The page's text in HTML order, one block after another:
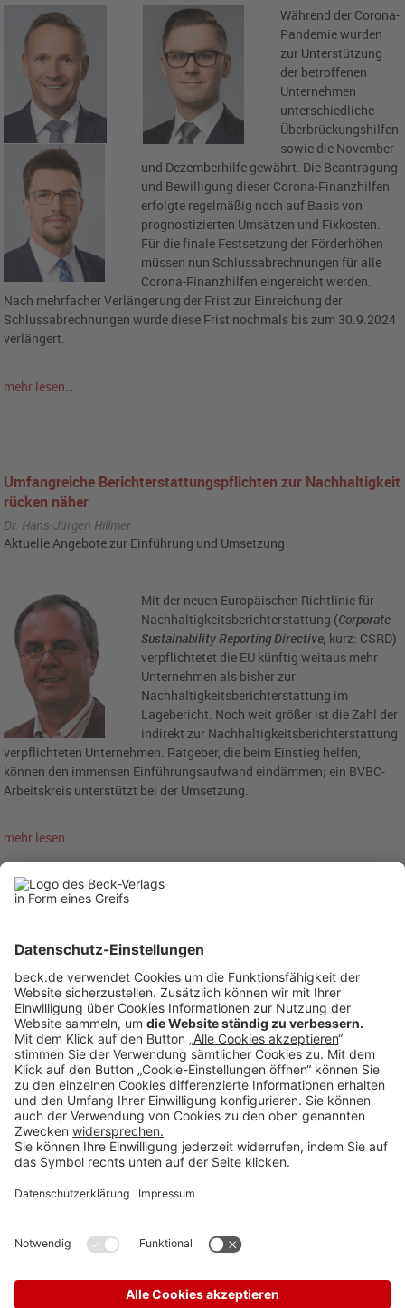
Während der Corona-
Pandemie wurden
zur Unterstützung
der betroffenen
Unternehmen
unterschiedliche
Überbrückungshilfen
sowie die November-
und Dezemberhilfe gewährt. Die Beantragung
und Bewilligung dieser Corona-Finanzhilfen
erfolgte regelmäßig noch auf Basis von
prognostizierten Umsätzen und Fixkosten.
Für die finale Festsetzung der Förderhöhen
müssen nun Schlussabrechnungen für alle
Corona-Finanzhilfen eingereicht werden.
Nach mehrfacher Verlängerung der Frist zur Einreichung der
Schlussabrechnungen wurde diese Frist nochmals bis zum 30.9.2024
verlängert.
mehr lesen…
Umfangreiche Berichterstattungspflichten zur Nachhaltigkeit
rücken näher
Dr. Hans-Jürgen Hillmer
Aktuelle Angebote zur Einführung und Umsetzung
Mit der neuen Europäischen Richtlinie für
Nachhaltigkeitsberichterstattung (Corporate
Sustainability Reporting Directive, kurz: CSRD)
verpflichtetet die EU künftig weitaus mehr
Unternehmen als bisher zur
Nachhaltigkeitsberichterstattung im
Lagebericht. Noch weit größer ist die Zahl der
indirekt zur Nachhaltigkeitsberichterstattung
verpflichteten Unternehmen. Ratgeber, die beim Einstieg helfen,
können den immensen Einführungsaufwand eindämmen; ein BVBC-
Arbeitskreis unterstützt bei der Umsetzung.
mehr lesen…
... 31 32 33 34 35 36 37
Anzeigen